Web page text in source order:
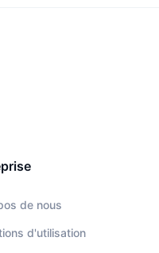
de nous
d'utilisation